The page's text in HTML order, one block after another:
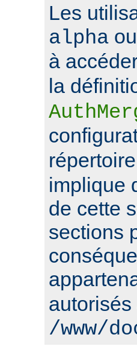
Les
alpha
à
la
répertoire
implique
de cette
sections
/www/